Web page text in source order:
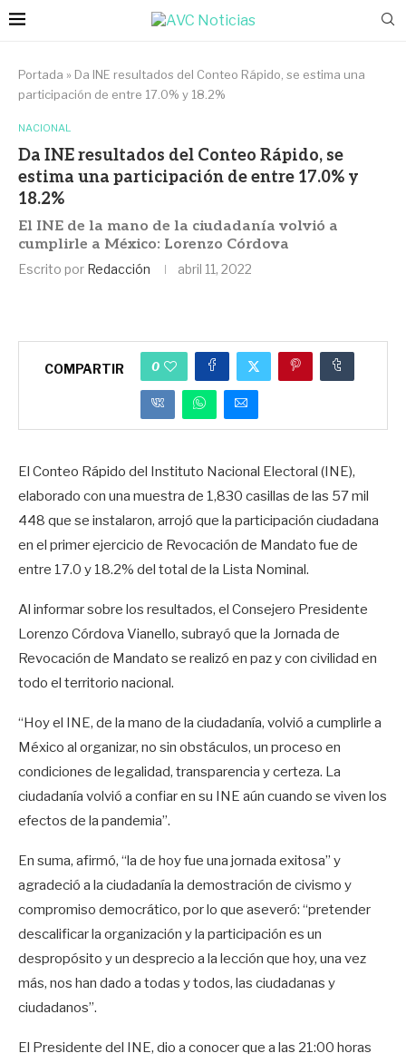
Portada » Da INE resultados del Conteo Rápido, se estima una
participación de entre 17.0% y 18.2%
NACIONAL
Da INE resultados del Conteo Rápido, se
estima una participación de entre 17.0% y
18.2%
El INE de la mano de la ciudadanía volvió a
cumplirle a México: Lorenzo Córdova
Escrito por Redacción abril 11, 2022
COMPARTIR 0
El Conteo Rápido del Instituto Nacional Electoral (INE),
elaborado con una muestra de 1,830 casillas de las 57 mil
448 que se instalaron, arrojó que la participación ciudadana
en el primer ejercicio de Revocación de Mandato fue de
entre 17.0 y 18.2% del total de la Lista Nominal.
Al informar sobre los resultados, el Consejero Presidente
Lorenzo Córdova Vianello, subrayó que la Jornada de
Revocación de Mandato se realizó en paz y con civilidad en
todo el territorio nacional.
“Hoy el INE, de la mano de la ciudadanía, volvió a cumplirle a
México al organizar, no sin obstáculos, un proceso en
condiciones de legalidad, transparencia y certeza. La
ciudadanía volvió a confiar en su INE aún cuando se viven los
efectos de la pandemia”.
En suma, afirmó, “la de hoy fue una jornada exitosa” y
agradeció a la ciudadanía la demostración de civismo y
compromiso democrático, por lo que aseveró: “pretender
descalificar la organización y la participación es un
despropósito y un desprecio a la lección que hoy, una vez
más, nos han dado a todas y todos, las ciudadanas y
ciudadanos”.
El Presidente del INE, dio a conocer que a las 21:00 horas